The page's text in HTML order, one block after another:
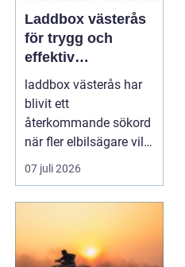
Laddbox västerås
för trygg och
effektiv
hemmaladdning
laddbox västerås har
blivit ett
återkommande sökord
när fler elbilsägare vill
ladda hemma på ett
säk...
07 juli 2026